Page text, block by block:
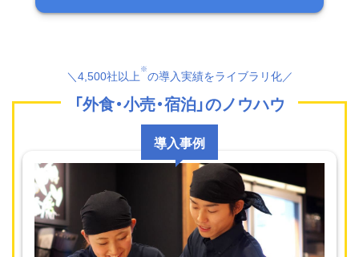
＼4,500社以上※の導入実績をライブラリ化／
「外食・小売・宿泊」のノウハウ